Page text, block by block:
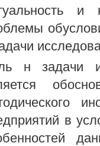
и
н задачи
в